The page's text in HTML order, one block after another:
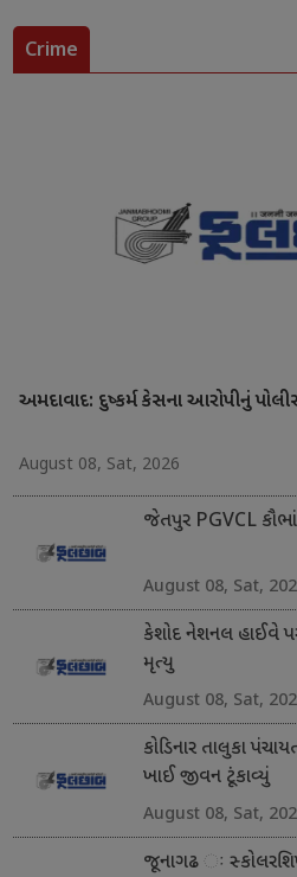
Crime
અમદાવાદ: દુષ્કર્મ કેસના આરોપીનું
August 08, Sat, 2026
જેતપુર PGVCL
August 08, Sat,
કેશોદ નેશનલ હાઈવે
મૃત્યુ
August 08, Sat,
કોડિનાર તાલુકા
ખાઈ જીવન ટૂંકાવ્યું
August 08, Sat,
જૂનાગઢ ઃ સ્કોલરશિપ